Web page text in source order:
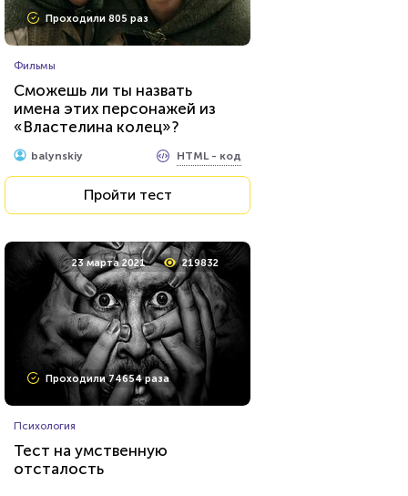
Проходили 805 раз
Фильмы
Сможешь ли ты назвать
имена этих персонажей из
«Властелина колец»?
balynskiy HTML - код
Пройти тест
23 марта 2021 219832
Проходили 74654 раза
Психология
Тест на умственную
отсталость